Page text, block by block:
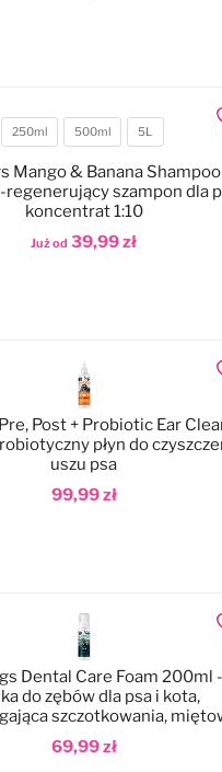
Pojemność
250ml 500ml 5L
Już od 39,99 zł
Mango & Banana
regenerujący szampon dla
koncentrat 1:10
99,99 zł
Post + Probiotic Ear
płyn do
uszu psa
69,99 zł
Dental Care Foam 200ml -
do zębów dla psa i kota,
szczotkowania,